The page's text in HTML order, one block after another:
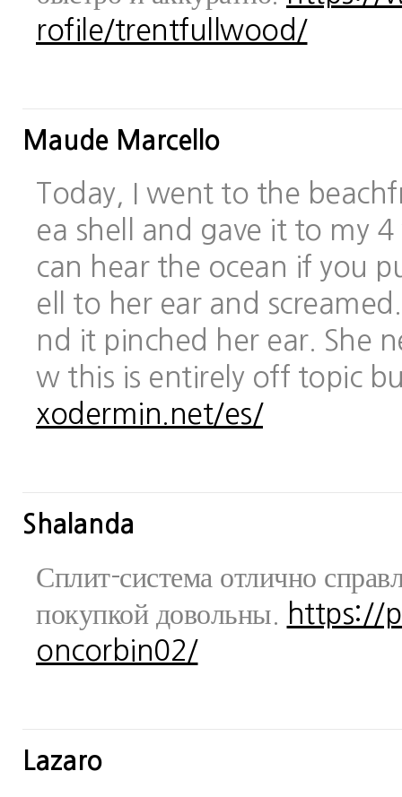
rofile/trentfullwood/
Maude Marcello
Today, I went to the
ea shell and gave it to my
can hear the ocean if you
ell to her ear and
nd it pinched her ear. She
w this is entirely off topic
xodermin.net/es/
Shalanda
Сплит-система отлично
покупкой довольны.
https://
oncorbin02/
Lazaro